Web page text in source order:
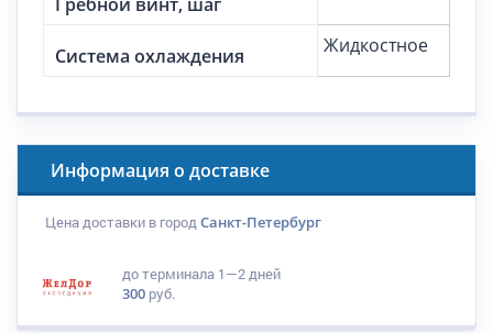
Система охлаждения Жидкостное
Информация о доставке
Цена доставки в город Санкт-Петербург
до терминала 1—2 дней
300 руб.